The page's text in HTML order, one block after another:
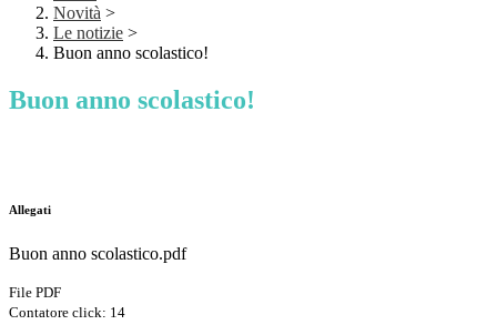
Novità >
Le notizie >
Buon anno scolastico!
Buon anno scolastico!
Allegati
Buon anno scolastico.pdf
File PDF
Contatore click: 14